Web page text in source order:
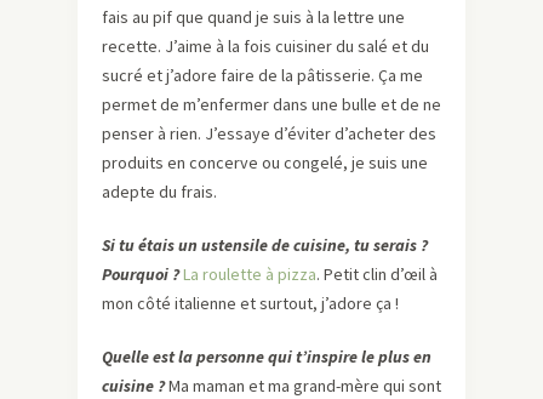
fais au pif que quand je suis à la lettre une
recette. J’aime à la fois cuisiner du salé et du
sucré et j’adore faire de la pâtisserie. Ça me
permet de m’enfermer dans une bulle et de ne
penser à rien. J’essaye d’éviter d’acheter des
produits en concerve ou congelé, je suis une
adepte du frais.
Si tu étais un ustensile de cuisine, tu serais ?
Pourquoi ?La roulette à pizza. Petit clin d’œil à
mon côté italienne et surtout, j’adore ça !
Quelle est la personne qui t’inspire le plus en
cuisine ?Ma maman et ma grand-mère qui sont